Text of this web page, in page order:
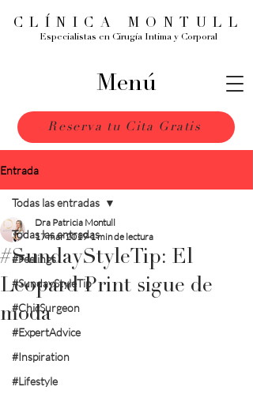
Reserva tu Cita Gratis
CLÍNICA MONTULL
Especialistas en Cirugía Intima y Corporal
Menú
Entrada
Todas las entradas
#Feelings
#SundayStyleTip
#ChicSurgeon
#ExpertAdvice
#Inspiration
#Lifestyle
Todas las entradas
#SundayStyleTip: El
Leopard Print sigue de
moda
Dra Patricia Montull
17 mar 2019 1 min de lectura